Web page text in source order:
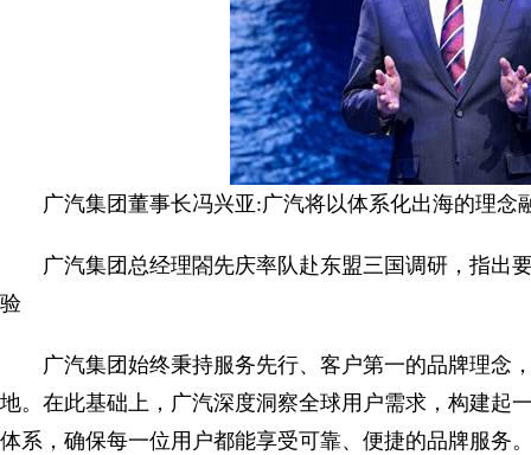
广汽集团董事长冯兴亚:广汽将以体系化出海的理
广汽集团总经理閤先庆率队赴东盟三国调研，指出
验
广汽集团始终秉持服务先行、客户第一的品牌理念
地。在此基础上，广汽深度洞察全球用户需求，构建起
体系，确保每一位用户都能享受可靠、便捷的品牌服务